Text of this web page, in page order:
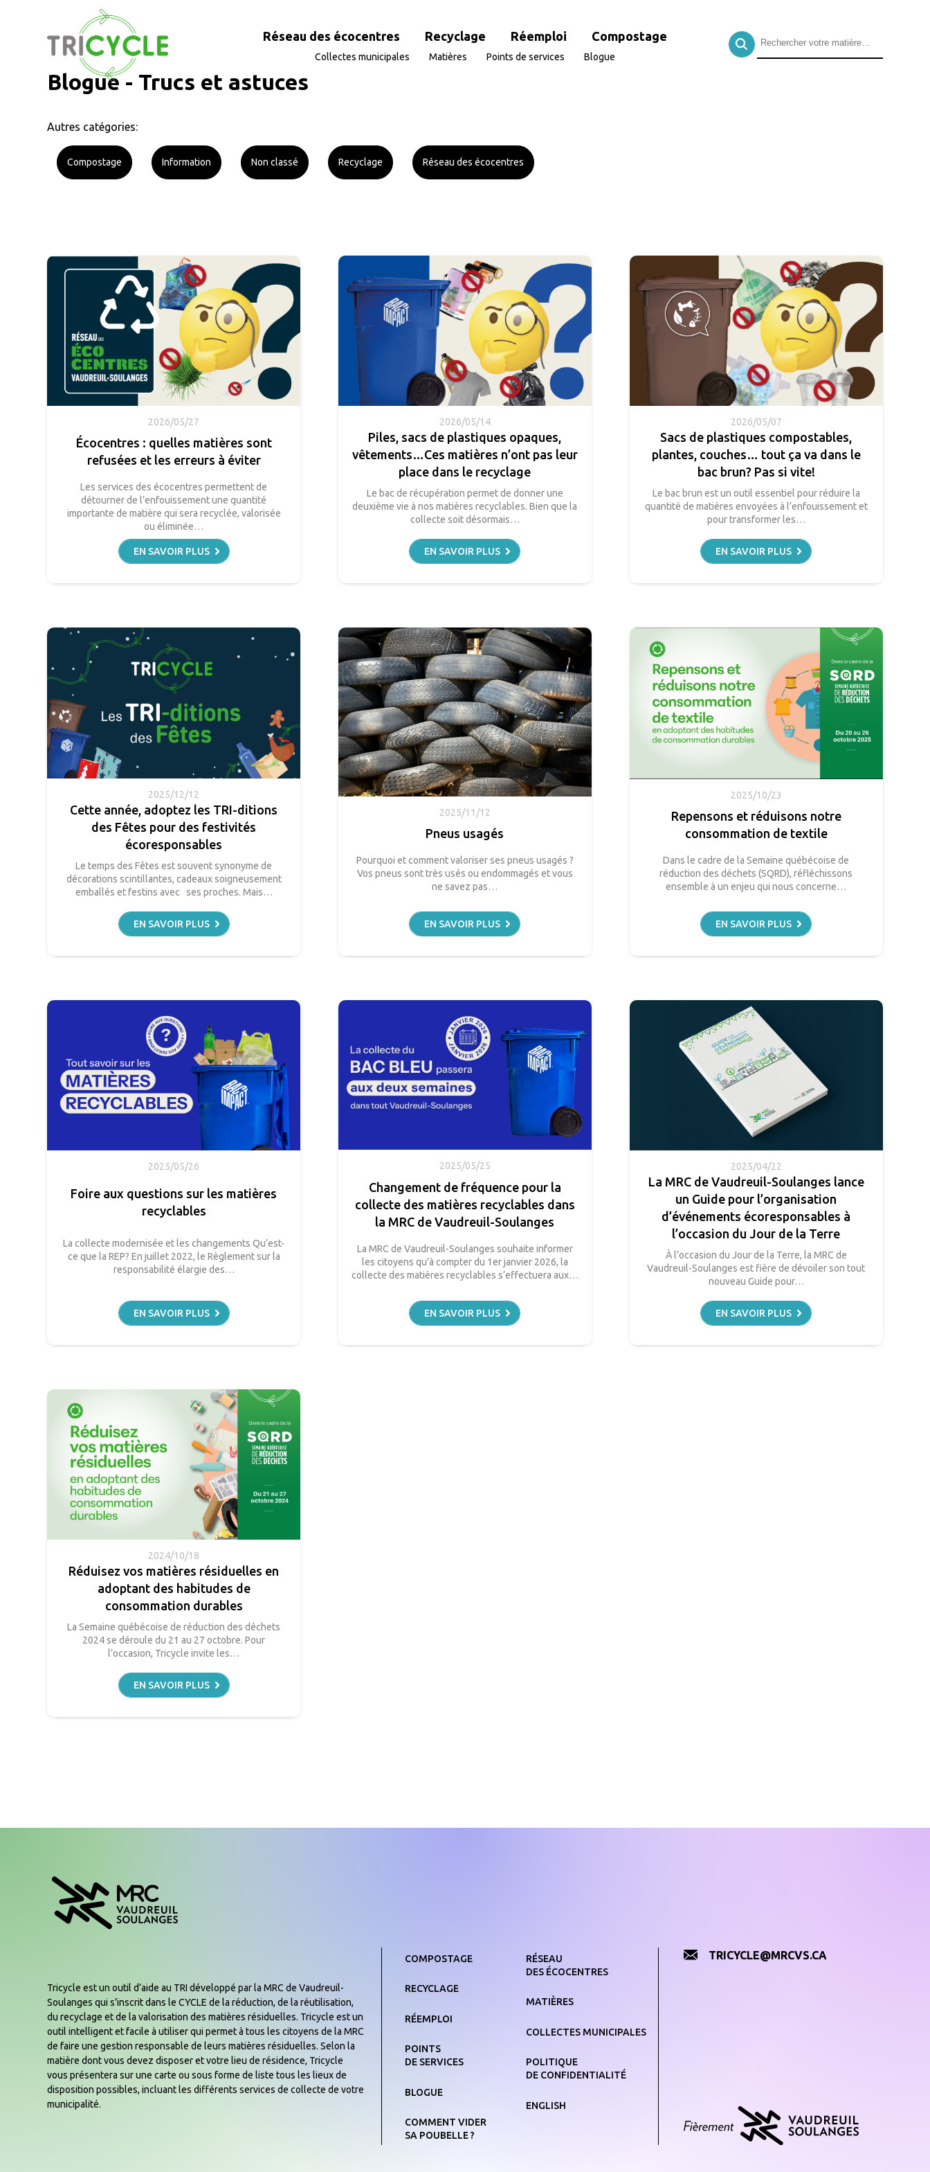
Réseau des écocentres Recyclage Réemploi Compostage
Collectes municipales Matières Points de services Blogue
Blogue - Trucs et astuces
Autres catégories:
Compostage Information Non classé Recyclage Réseau des écocentres
2026/05/27
Écocentres : quelles matières sont
refusées et les erreurs à éviter
Les services des écocentres permettent de
détourner de l’enfouissement une quantité
importante de matière qui sera recyclée, valorisée
ou éliminée…
EN SAVOIR PLUS
2026/05/14
Piles, sacs de plastiques opaques,
vêtements…Ces matières n’ont pas leur
place dans le recyclage
Le bac de récupération permet de donner une
deuxième vie à nos matières recyclables. Bien que la
collecte soit désormais…
EN SAVOIR PLUS
2026/05/07
Sacs de plastiques compostables,
plantes, couches… tout ça va dans le
bac brun? Pas si vite!
Le bac brun est un outil essentiel pour réduire la
quantité de matières envoyées à l’enfouissement et
pour transformer les…
EN SAVOIR PLUS
2025/12/12
Cette année, adoptez les TRI-ditions
des Fêtes pour des festivités
écoresponsables
Le temps des Fêtes est souvent synonyme de
décorations scintillantes, cadeaux soigneusement
emballés et festins avec ses proches. Mais…
EN SAVOIR PLUS
2025/11/12
Pneus usagés
Pourquoi et comment valoriser ses pneus usagés ?
Vos pneus sont très usés ou endommagés et vous
ne savez pas…
EN SAVOIR PLUS
2025/10/23
Repensons et réduisons notre
consommation de textile
Dans le cadre de la Semaine québécoise de
réduction des déchets (SQRD), réfléchissons
ensemble à un enjeu qui nous concerne…
EN SAVOIR PLUS
2025/05/26
Foire aux questions sur les matières
recyclables
La collecte modernisée et les changements Qu’est-
ce que la REP? En juillet 2022, le Règlement sur la
responsabilité élargie des…
EN SAVOIR PLUS
2025/05/25
Changement de fréquence pour la
collecte des matières recyclables dans
la MRC de Vaudreuil-Soulanges
La MRC de Vaudreuil-Soulanges souhaite informer
les citoyens qu’à compter du 1er janvier 2026, la
collecte des matières recyclables s’effectuera aux…
EN SAVOIR PLUS
2025/04/22
La MRC de Vaudreuil-Soulanges lance
un Guide pour l’organisation
d’événements écoresponsables à
l’occasion du Jour de la Terre
À l’occasion du Jour de la Terre, la MRC de
Vaudreuil-Soulanges est fière de dévoiler son tout
nouveau Guide pour…
EN SAVOIR PLUS
2024/10/18
Réduisez vos matières résiduelles en
adoptant des habitudes de
consommation durables
La Semaine québécoise de réduction des déchets
2024 se déroule du 21 au 27 octobre. Pour
l’occasion, Tricycle invite les…
EN SAVOIR PLUS
Tricycle est un outil d’aide au TRI développé par la MRC de Vaudreuil-
Soulanges qui s’inscrit dans le CYCLE de la réduction, de la réutilisation,
du recyclage et de la valorisation des matières résiduelles. Tricycle est un
outil intelligent et facile à utiliser qui permet à tous les citoyens de la MRC
de faire une gestion responsable de leurs matières résiduelles. Selon la
matière dont vous devez disposer et votre lieu de résidence, Tricycle
vous présentera sur une carte ou sous forme de liste tous les lieux de
disposition possibles, incluant les différents services de collecte de votre
municipalité.
COMPOSTAGE
RECYCLAGE
RÉEMPLOI
POINTS
DE SERVICES
BLOGUE
COMMENT VIDER
SA POUBELLE ?
RÉSEAU
DES ÉCOCENTRES
MATIÈRES
COLLECTES MUNICIPALES
POLITIQUE
DE CONFIDENTIALITÉ
ENGLISH
TRICYCLE@MRCVS.CA